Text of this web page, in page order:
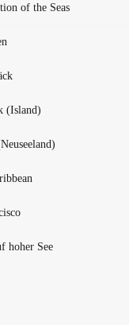
of the Seas
(Island)
hoher See